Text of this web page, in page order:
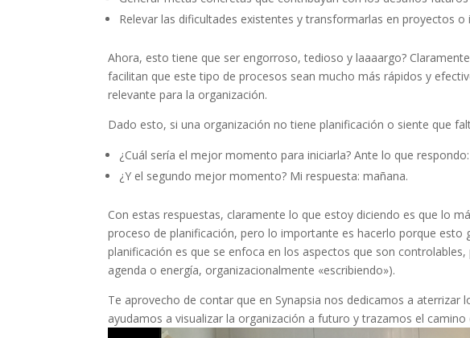
Relevar las dificultades existentes y transformarlas en proyectos
Ahora, esto tiene que ser engorroso, tedioso y laaaargo?
facilitan que este tipo de procesos sean mucho más rápidos y
relevante para la organización.
Dado esto, si una organización no tiene planificación o siente que
¿Cuál sería el mejor momento para iniciarla? Ante lo que
¿Y el segundo mejor momento? Mi respuesta: mañana.
Con estas respuestas, claramente lo que estoy diciendo es que lo
proceso de planificación, pero lo importante es hacerlo porque
planificación es que se enfoca en los aspectos que son
agenda o energía, organizacionalmente «escribiendo»).
Te aprovecho de contar que en Synapsia nos dedicamos a
ayudamos a visualizar la organización a futuro y trazamos el